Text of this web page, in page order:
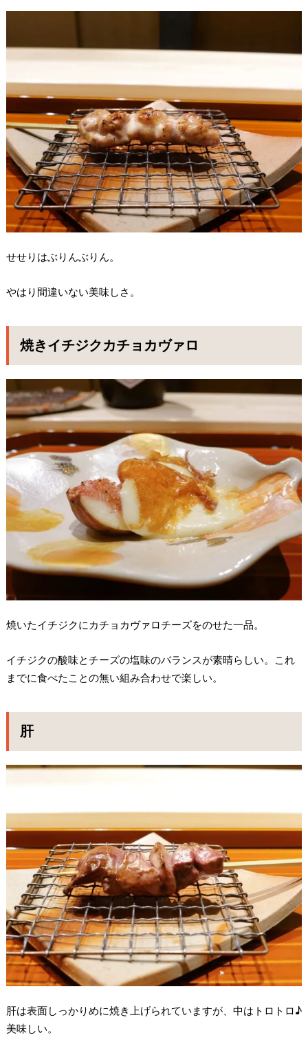
せせりはぶりんぶりん。
やはり間違いない美味しさ。
焼きイチジクカチョカヴァロ
焼いたイチジクにカチョカヴァロチーズをのせた一品。
イチジクの酸味とチーズの塩味のバランスが素晴らしい。これ
までに食べたことの無い組み合わせで楽しい。
肝
肝は表面しっかりめに焼き上げられていますが、中はトロトロ♪
美味しい。